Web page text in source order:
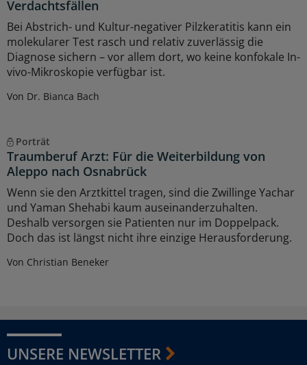
Verdachtsfällen
Bei Abstrich- und Kultur-negativer Pilzkeratitis kann ein
molekularer Test rasch und relativ zuverlässig die
Diagnose sichern – vor allem dort, wo keine konfokale In-
vivo-Mikroskopie verfügbar ist.
Von Dr. Bianca Bach
Porträt
Traumberuf Arzt: Für die Weiterbildung von
Aleppo nach Osnabrück
Wenn sie den Arztkittel tragen, sind die Zwillinge Yachar
und Yaman Shehabi kaum auseinanderzuhalten.
Deshalb versorgen sie Patienten nur im Doppelpack.
Doch das ist längst nicht ihre einzige Herausforderung.
Von Christian Beneker
UNSERE NEWSLETTER